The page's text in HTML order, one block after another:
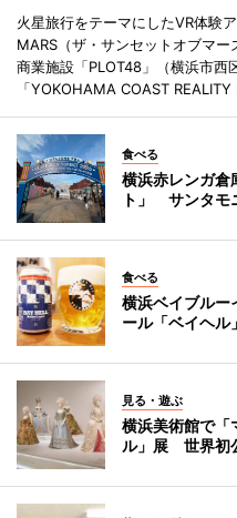
火星旅行をテーマにしたVR体験
MARS（ザ・サンセットオブマ
商業施設「PLOT48」（横浜市西
「YOKOHAMA COAST REALITY
食べる
横浜赤レンガ倉
ト」 サンタモ
食べる
横浜ベイブル
ール「ベイヘル」
見る・遊ぶ
横浜美術館で「
ル」展 世界初